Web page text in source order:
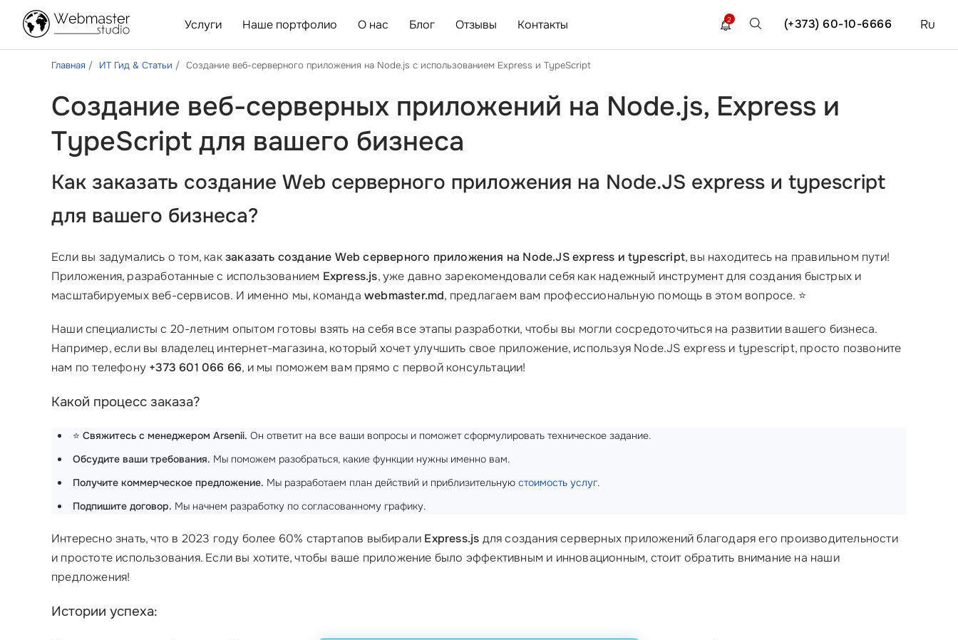
Услуги Наше портфолио О нас Блог Отзывы Контакты Ru
(+373) 60-10-6666
2
Главная ИТ Гид & Статьи Создание веб-серверного приложения на Node.js с использованием Express и TypeScript
Создание веб-серверных приложений на Node.js, Express и
TypeScript для вашего бизнеса
Как заказать создание Web серверного приложения на Node.JS express и typescript
для вашего бизнеса?
Если вы задумались о том, какзаказать создание Web серверного приложения на Node.JS express и typescript, вы находитесь на правильном пути!
Приложения, разработанные с использованием Express.js, уже давно зарекомендовали себя как надежный инструмент для создания быстрых и
масштабируемых веб-сервисов. И именно мы, командаwebmaster.md, предлагаем вам профессиональную помощь в этом вопросе. ⭐
Наши специалисты с 20-летним опытом готовы взять на себя все этапы разработки, чтобы вы могли сосредоточиться на развитии вашего бизнеса.
Например, если вы владелец интернет-магазина, который хочет улучшить свое приложение, используя Node.JS express и typescript, просто позвоните
нам по телефону +373 601 066 66, и мы поможем вам прямо с первой консультации!
Какой процесс заказа?
⭐ Свяжитесь с менеджером Arsenii. Он ответит на все ваши вопросы и поможет сформулировать техническое задание.
Обсудите ваши требования. Мы поможем разобраться, какие функции нужны именно вам.
Получите коммерческое предложение. Мы разработаем план действий и приблизительную стоимость услуг.
Подпишите договор. Мы начнем разработку по согласованному графику.
Интересно знать, что в 2023 году более 60% стартапов выбирали Express.js для создания серверных приложений благодаря его производительности
и простоте использования. Если вы хотите, чтобы ваше приложение было эффективным и инновационным, стоит обратить внимание на наши
предложения!
Истории успеха: